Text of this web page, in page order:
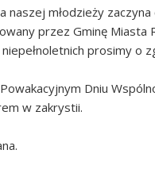
naszej młodzieży
przez Gminę
prosimy o
Dniu
w zakrystii.